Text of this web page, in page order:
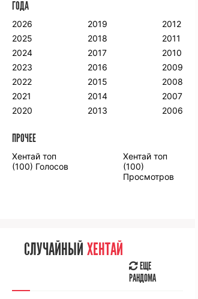
2023
2022
2021
2020
2019
2018
2017
2016
2013
2012
2011
2010
2009
2008
2005
2004
2003
2002
2001
2000
ПРОЧЕЕ
Аниме фильмы Аниме OVA
СЛУЧАЙНОЕ АНИМЕ
РАНДОМА
ГОДА
2026
2025
2024
2023
2022
2021
2020
2019
2018
2017
2016
2015
2014
2013
2012
2011
2010
2009
2008
2007
2006
ПРОЧЕЕ
Хентай топ
(100) Голосов
Хентай топ
(100)
Просмотров
СЛУЧАЙНЫЙ ХЕНТАЙ
ЕЩЕ
РАНДОМА